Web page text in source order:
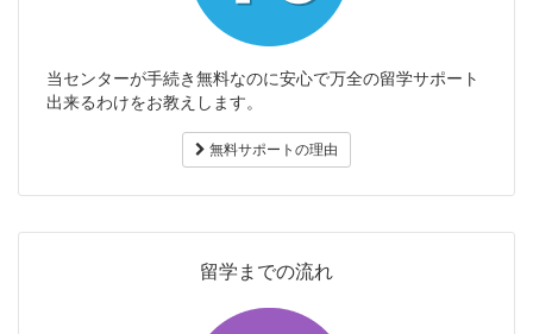
当センターが手続き無料なのに安心で万全の留学サポート
出来るわけをお教えします。
無料サポートの理由
留学までの流れ